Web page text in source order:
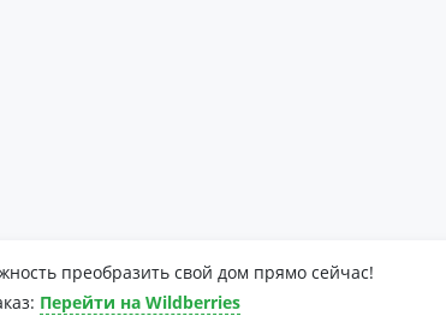
преобразить свой дом прямо сейчас!
Перейти на Wildberries